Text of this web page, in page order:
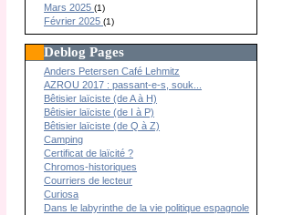
Mars 2025(1)
Février 2025(1)
Deblog Pages
Anders Petersen Café Lehmitz
AZROU 2017 : passant-e-s, souk...
Bêtisier laïciste (de A à H)
Bêtisier laïciste (de I à P)
Bêtisier laïciste (de Q à Z)
Camping
Certificat de laïcité ?
Chromos-historiques
Courriers de lecteur
Curiosa
Dans le labyrinthe de la vie politique espagnole